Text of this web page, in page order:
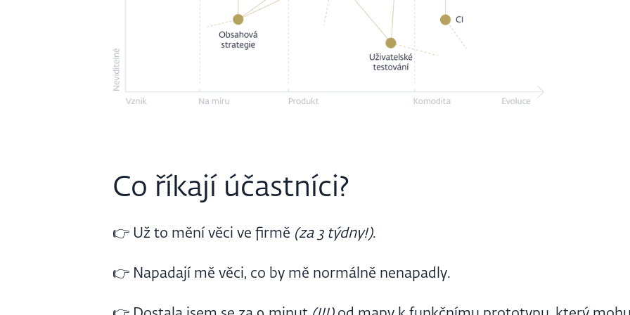
Co říkají účastníci?
👉 Už to mění věci ve firmě (za 3 týdny!).
👉 Napadají mě věci, co by mě normálně nenapadly.